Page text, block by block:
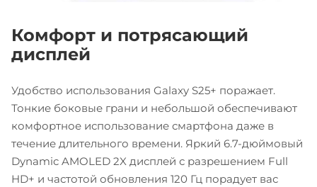
Комфорт и потрясающий
дисплей
Удобство использования Galaxy S25+ поражает.
Тонкие боковые грани и небольшой обеспечивают
комфортное использование смартфона даже в
течение длительного времени. Яркий 6.7-дюймовый
Dynamic AMOLED 2X дисплей с разрешением Full
HD+ и частотой обновления 120 Гц порадует вас